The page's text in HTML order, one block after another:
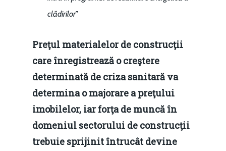
clădirilor”
Preţul materialelor de construcţii
care înregistrează o creştere
determinată de criza sanitară va
determina o majorare a preţului
imobilelor, iar forţa de muncă în
domeniul sectorului de construcţii
trebuie sprijinit întrucât devine